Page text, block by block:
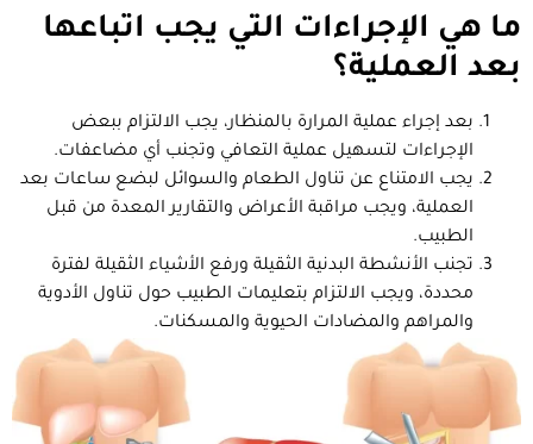
ما هي الإجراءات التي يجب اتباعها
بعد العملية؟
بعد إجراء عملية المرارة بالمنظار، يجب الالتزام ببعض
الإجراءات لتسهيل عملية التعافي وتجنب أي مضاعفات.
يجب الامتناع عن تناول الطعام والسوائل لبضع ساعات بعد
العملية، ويجب مراقبة الأعراض والتقارير المعدة من قبل
الطبيب.
تجنب الأنشطة البدنية الثقيلة ورفع الأشياء الثقيلة لفترة
محددة، ويجب الالتزام بتعليمات الطبيب حول تناول الأدوية
والمراهم والمضادات الحيوية والمسكنات.